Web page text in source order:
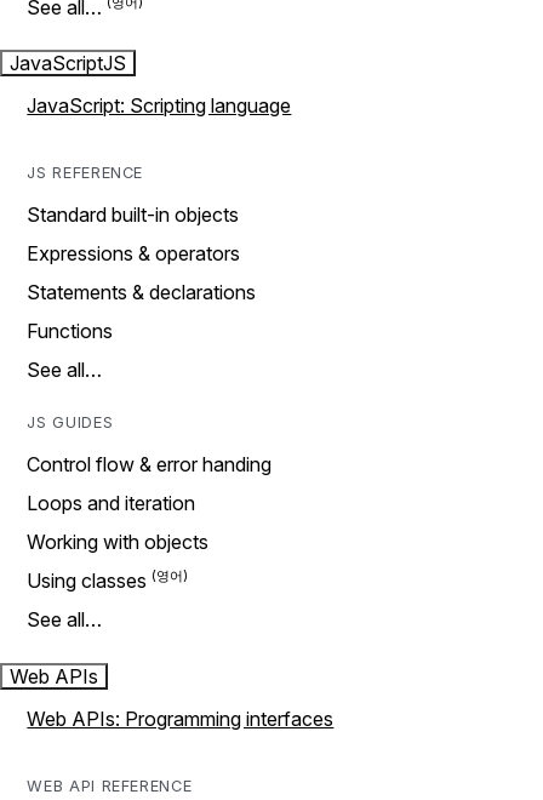
See all…
JavaScriptJS
JavaScript: Scripting language
JS REFERENCE
Standard built-in objects
Expressions & operators
Statements & declarations
Functions
See all…
JS GUIDES
Control flow & error handing
Loops and iteration
Working with objects
Using classes
See all…
Web APIs
Web APIs: Programming interfaces
WEB API REFERENCE